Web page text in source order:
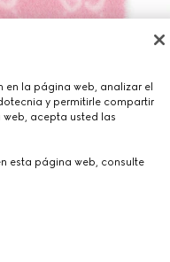
la página web, analizar el
y permitirle compartir
web, acepta usted las
esta página web, consulte